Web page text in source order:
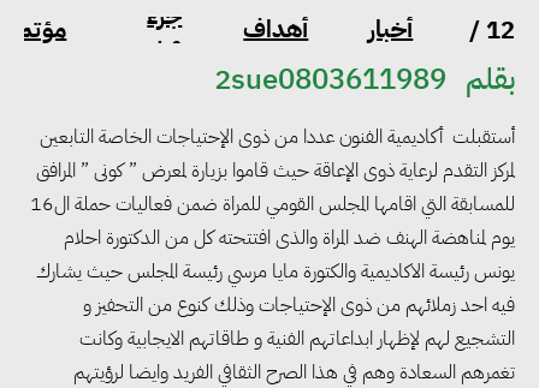
12 / أخبار أهداف جزء
من
بقلم 2sue0803611989
أستقبلت أكاديمية الفنون عددا من ذوى الإحتياجات الخاصة التابعين
لمركز التقدم لرعاية ذوى الإعاقة حيث قاموا بزيارة لمعرض ” كونى ” المرافق
للمسابقة التي اقامها المجلس القومي للمراة ضمن فعاليات حملة ال16
يوم لمناهضة الهنف ضد المراة والذى افتتحته كل من الدكتورة احلام
يونس رئيسة الاكاديمية والكتورة مايا مرسي رئيسة المجلس حيث يشارك
فيه احد زملائهم من ذوى الإحتياجات وذلك كنوع من التحفيز و
التشجيع لهم لإظهار ابداعاتهم الفنية و طاقاتهم الايجابية وكانت
تغمرهم السعادة وهم في هذا الصرح الثقافي الفريد وايضا لرؤيتهم
مجلس الوزراء: تراجع معدل
البطالة في مصر إلى 5.8% خلال
الربع الثاني من 2026